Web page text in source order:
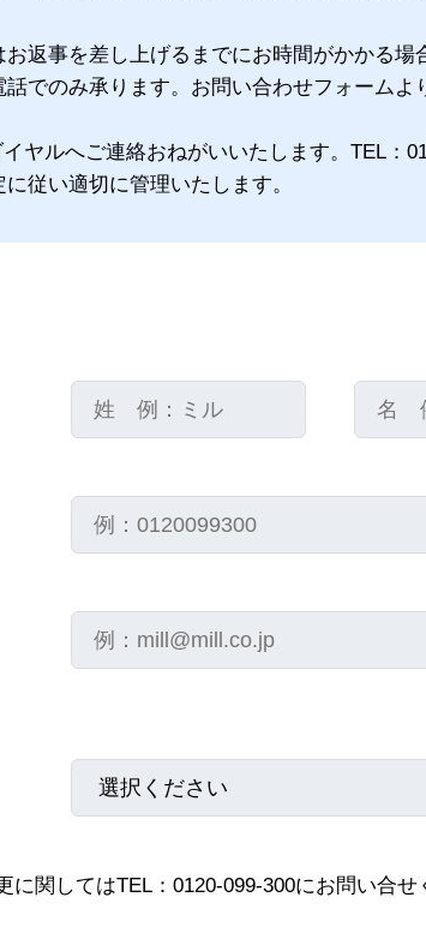
お返事を差し上げるまでにお時間がかかる場
話でのみ承ります。お問い合わせフォームよ
ヤルへご連絡おねがいいたします。TEL：
従い適切に管理いたします。
に関してはTEL：0120-099-300にお問い合せ